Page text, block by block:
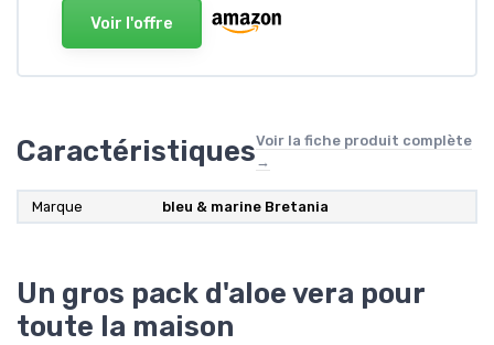
Voir l'offre
CaractéristiquesVoir la fiche produit complète
→
Marque bleu & marine Bretania
Un gros pack d'aloe vera pour
toute la maison